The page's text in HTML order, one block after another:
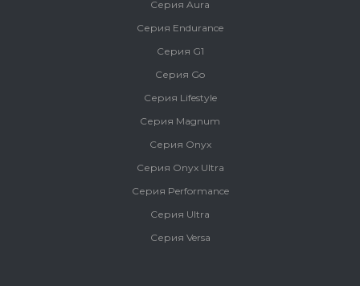
Серия Aura
Серия Endurance
Серия G1
Серия Go
Серия Lifestyle
Серия Magnum
Серия Onyx
Серия Onyx Ultra
Серия Performance
Серия Ultra
Серия Versa